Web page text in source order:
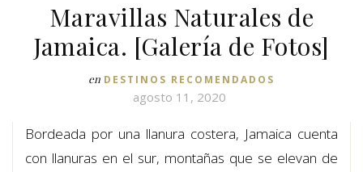
Maravillas Naturales de
Jamaica. [Galería de Fotos]
en DESTINOS RECOMENDADOS
agosto 11, 2020
Bordeada por una llanura costera, Jamaica cuenta
con llanuras en el sur, montañas que se elevan de